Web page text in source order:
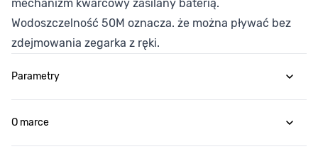
mechanizm kwarcowy zasilany baterią.
Wodoszczelność 50M oznacza. że można pływać bez
zdejmowania zegarka z ręki.
Parametry
O marce